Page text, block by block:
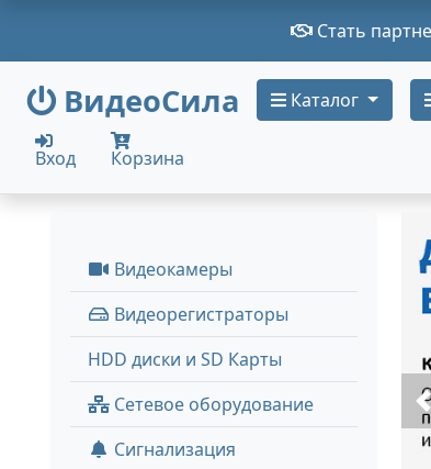
Стать
ВидеоСила Каталог
Вход Корзина
Видеокамеры
Видеорегистраторы
HDD диски и SD Карты
Сетевое оборудование
Сигнализация